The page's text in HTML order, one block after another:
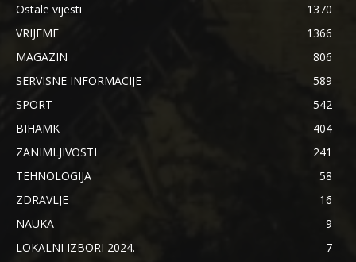
Ostale vijesti
1370
VRIJEME
1366
MAGAZIN
806
SERVISNE INFORMACIJE
589
SPORT
542
BIHAMK
404
ZANIMLJIVOSTI
241
TEHNOLOGIJA
58
ZDRAVLJE
16
NAUKA
9
LOKALNI IZBORI 2024.
7